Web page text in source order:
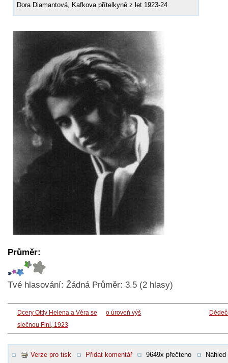
Dora Diamantová, Kafkova přítelkyně z let 1923-24
Průměr:
Tvé hlasování: Žádná Průměr: 3.5 (2 hlasy)
Dcery Ottly Helena a Věra se
slečnou Fini, 1923
o úroveň výš
Verze pro tisk Přidat komentář 9649x přečteno
Náhled